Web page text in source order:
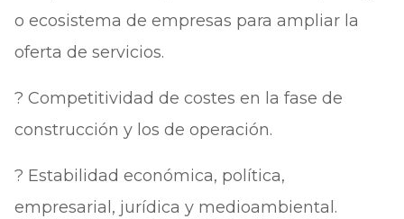
o ecosistema de empresas para ampliar la
oferta de servicios.
? Competitividad de costes en la fase de
construcción y los de operación.
? Estabilidad económica, política,
empresarial, jurídica y medioambiental.